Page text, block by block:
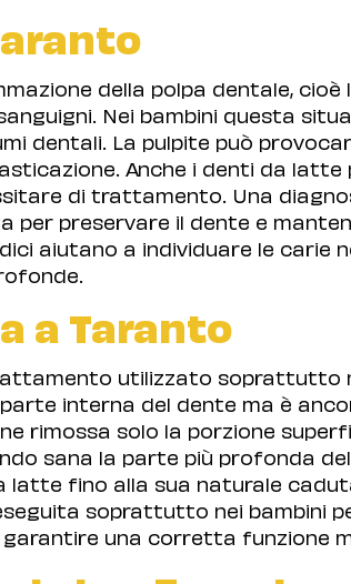
della polpa dentale,
Nei bambini questa
dentali. La pulpite può
Anche i denti da
di trattamento. Una
per preservare il dente e
aiutano a individuare le carie
a Taranto
utilizzato soprattutto
interna del dente ma è
rimossa solo la porzione
sana la parte più profonda
latte fino alla sua naturale
soprattutto nei bambini
una corretta funzione